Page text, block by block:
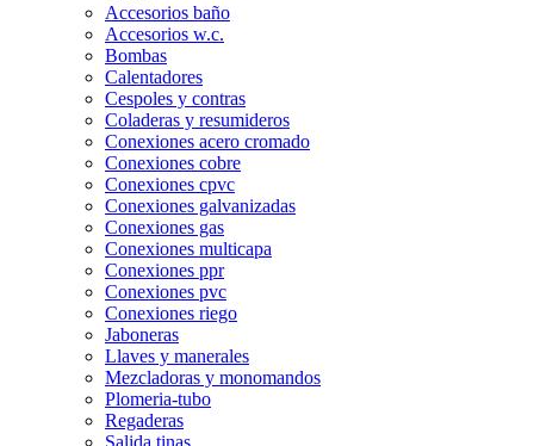
Accesorios baño
Accesorios w.c.
Bombas
Calentadores
Cespoles y contras
Coladeras y resumideros
Conexiones acero cromado
Conexiones cobre
Conexiones cpvc
Conexiones galvanizadas
Conexiones gas
Conexiones multicapa
Conexiones ppr
Conexiones pvc
Conexiones riego
Jaboneras
Llaves y manerales
Mezcladoras y monomandos
Plomeria-tubo
Regaderas
Salida tinas